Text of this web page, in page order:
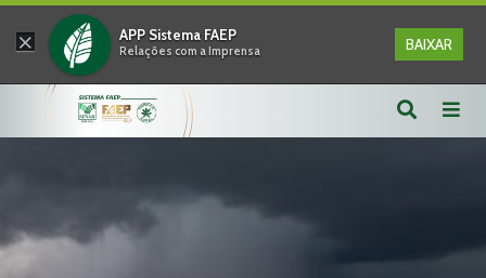
× APP Sistema FAEP
Relações com a Imprensa BAIXAR